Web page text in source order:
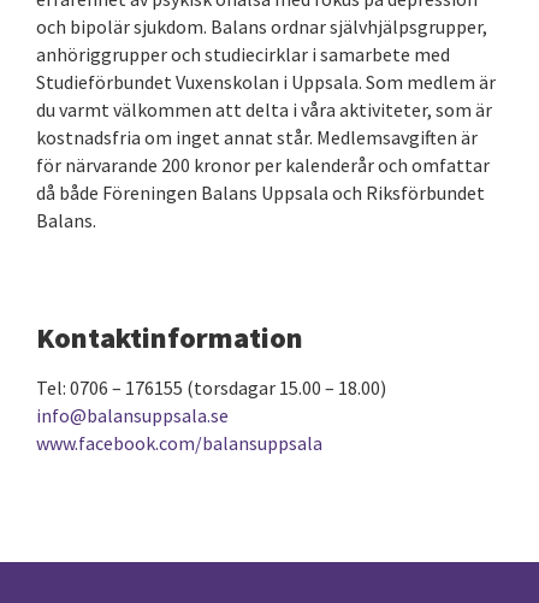
och bipolär sjukdom. Balans ordnar självhjälpsgrupper,
anhöriggrupper och studiecirklar i samarbete med
Studieförbundet Vuxenskolan i Uppsala. Som medlem är
du varmt välkommen att delta i våra aktiviteter, som är
kostnadsfria om inget annat står. Medlemsavgiften är
för närvarande 200 kronor per kalenderår och omfattar
då både Föreningen Balans Uppsala och Riksförbundet
Balans.
Kontaktinformation
Tel: 0706 – 176155 (torsdagar 15.00 – 18.00)
info@balansuppsala.se
www.facebook.com/balansuppsala